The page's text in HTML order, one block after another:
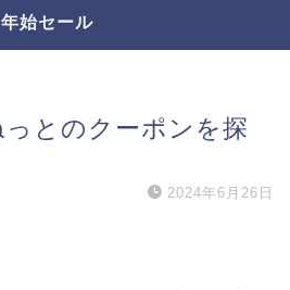
年始セール
とのクーポンを探
2024年6月26日